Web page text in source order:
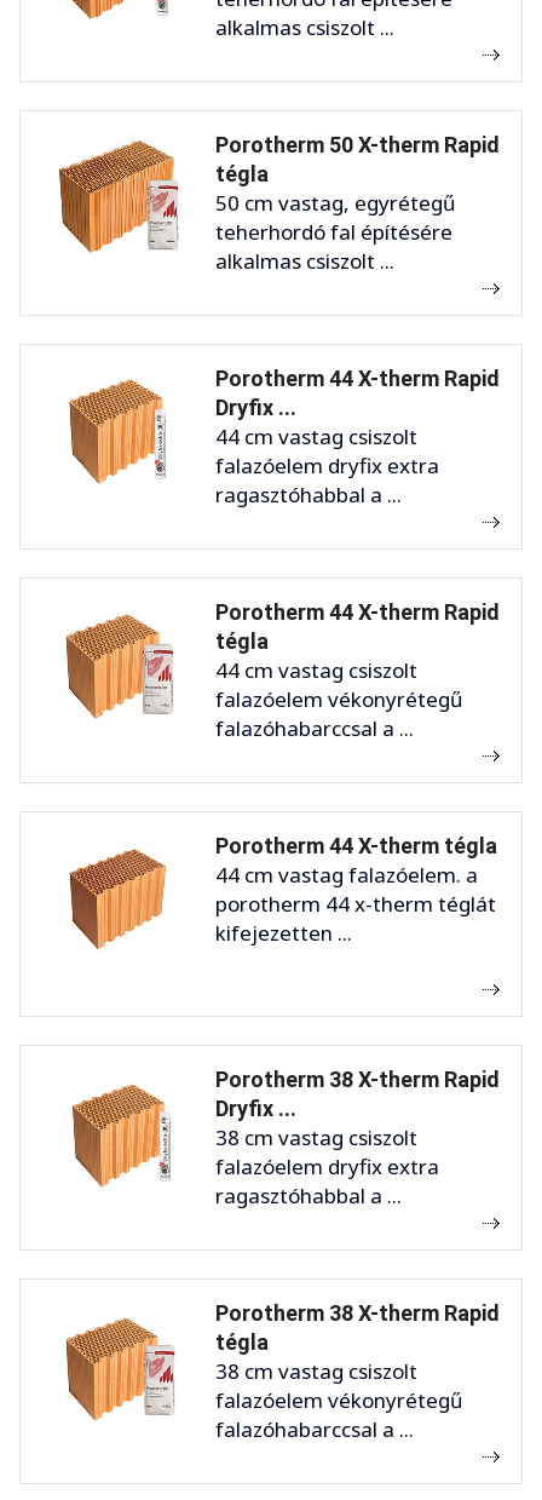
alkalmas csiszolt ...
Porotherm 50 X-therm Rapid
tégla
50 cm vastag, egyrétegű
teherhordó fal építésére
alkalmas csiszolt ...
Porotherm 44 X-therm Rapid
Dryfix ...
44 cm vastag csiszolt
falazóelem dryfix extra
ragasztóhabbal a ...
Porotherm 44 X-therm Rapid
tégla
44 cm vastag csiszolt
falazóelem vékonyrétegű
falazóhabarccsal a ...
Porotherm 44 X-therm tégla
44 cm vastag falazóelem. a
porotherm 44 x-therm téglát
kifejezetten ...
Porotherm 38 X-therm Rapid
Dryfix ...
38 cm vastag csiszolt
falazóelem dryfix extra
ragasztóhabbal a ...
Porotherm 38 X-therm Rapid
tégla
38 cm vastag csiszolt
falazóelem vékonyrétegű
falazóhabarccsal a ...